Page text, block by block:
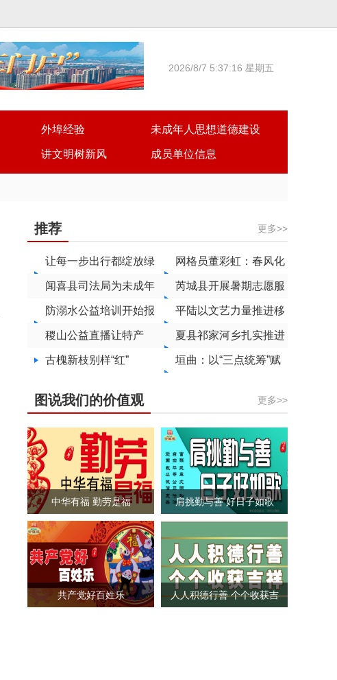
2026/8/7 5:37:17 星期五
外埠经验
讲文明树新风
未成年人思想道德建设
成员单位信息
推荐 更多>>
让每一步出行都绽放绿
色光彩
网格员董彩虹：春风化
雨润民心
闻喜县司法局为未成年
社区矫正对象注
入“心”动力
芮城县开展暑期志愿服
务的温暖画卷
防溺水公益培训开始报
名
平陆以文艺力量推进移
风易俗
稷山公益直播让特产
由“提篮小卖”到“平台热
夏县祁家河乡扎实推进
居民素质提升工程
古槐新枝别样“红” 垣曲：以“三点统筹”赋
图说我们的价值观 更多>>
中华有福 勤劳是福 肩挑勤与善 好日子如歌
共产党好百姓乐 人人积德行善 个个收获吉